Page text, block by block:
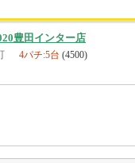
豊田インター店
4パチ:5台 (4500)